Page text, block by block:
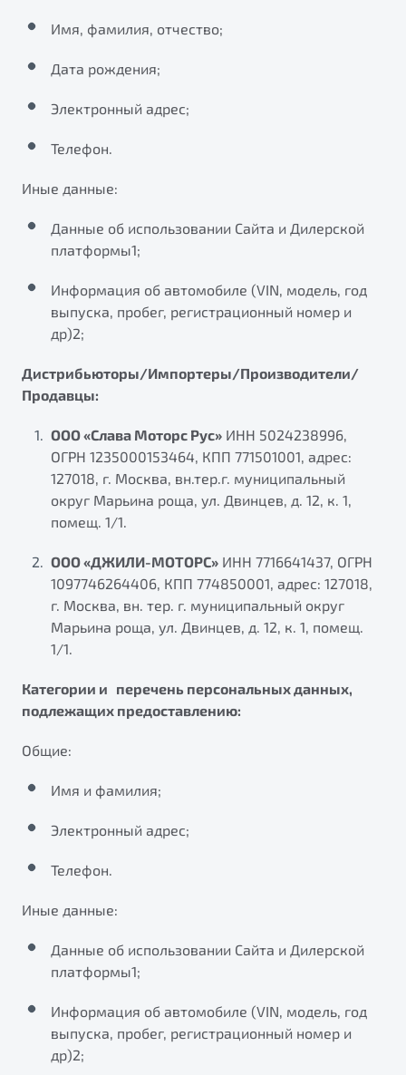
Универсальный кроссовер
от 2 499 990 ₽*
Обзор В наличии
Автокредит
Запись на сервис
Калькулятор ТО
Клиентская поддержка
Имя, фамилия, отчество;
Дата рождения;
Электронный адрес;
Телефон.
Иные данные:
Данные об использовании Сайта и Дилерской
платформы1;
Информация об автомобиле (VIN, модель, год
выпуска, пробег, регистрационный номер и
др)2;
Дистрибьюторы/Импортеры/Производители/
Продавцы:
ООО «Слава Моторс Рус» ИНН 5024238996,
ОГРН 1235000153464, КПП 771501001, адрес:
127018, г. Москва, вн.тер.г. муниципальный
округ Марьина роща, ул. Двинцев, д. 12, к. 1,
помещ. 1/1.
ООО «ДЖИЛИ-МОТОРС» ИНН 7716641437, ОГРН
1097746264406, КПП 774850001, адрес: 127018,
г. Москва, вн. тер. г. муниципальный округ
Марьина роща, ул. Двинцев, д. 12, к. 1, помещ.
1/1.
Категории и перечень персональных данных,
подлежащих предоставлению:
Общие:
Имя и фамилия;
Электронный адрес;
Телефон.
Иные данные:
Данные об использовании Сайта и Дилерской
платформы1;
Информация об автомобиле (VIN, модель, год
выпуска, пробег, регистрационный номер и
др)2;